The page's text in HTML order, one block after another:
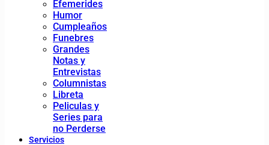
Efemerides
Humor
Cumpleaños
Funebres
Grandes
Notas y
Entrevistas
Columnistas
Libreta
Peliculas y
Series para
no Perderse
Servicios